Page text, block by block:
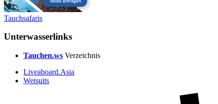
Tauchsafaris
Unterwasserlinks
Tauchen.ws Verzeichnis
Liveaboard.Asia
Wetsuits